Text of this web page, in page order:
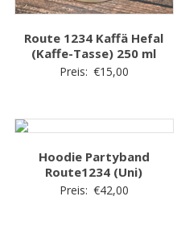
Route 1234 Kaffä Hefal
(Kaffe-Tasse) 250 ml
Preis: €15,00
Hoodie Partyband
Route1234 (Uni)
Preis: €42,00